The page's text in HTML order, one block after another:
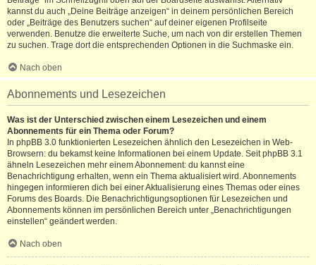
kannst du auch „Deine Beiträge anzeigen“ in deinem persönlichen Bereich
oder „Beiträge des Benutzers suchen“ auf deiner eigenen Profilseite
verwenden. Benutze die erweiterte Suche, um nach von dir erstellen Themen
zu suchen. Trage dort die entsprechenden Optionen in die Suchmaske ein.
Nach oben
Abonnements und Lesezeichen
Was ist der Unterschied zwischen einem Lesezeichen und einem
Abonnements für ein Thema oder Forum?
In phpBB 3.0 funktionierten Lesezeichen ähnlich den Lesezeichen in Web-
Browsern: du bekamst keine Informationen bei einem Update. Seit phpBB 3.1
ähneln Lesezeichen mehr einem Abonnement: du kannst eine
Benachrichtigung erhalten, wenn ein Thema aktualisiert wird. Abonnements
hingegen informieren dich bei einer Aktualisierung eines Themas oder eines
Forums des Boards. Die Benachrichtigungsoptionen für Lesezeichen und
Abonnements können im persönlichen Bereich unter „Benachrichtigungen
einstellen“ geändert werden.
Nach oben